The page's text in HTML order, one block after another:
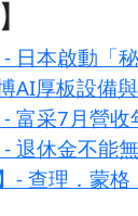
- 日本啟動「
AI厚板設備
- 富采7月營
- 退休金不能
- 查理．蒙